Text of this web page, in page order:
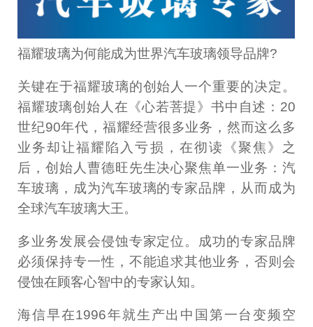
福耀玻璃为何能成为世界汽车玻璃领导品牌?
关键在于福耀玻璃的创始人一个重要的决定。
福耀玻璃创始人在《心若菩提》书中自述：20
世纪90年代，福耀经营很多业务，然而这么多
业务却让福耀陷入亏损，在彻读《聚焦》之
后，创始人曹德旺先生决心聚焦单一业务：汽
车玻璃，成为汽车玻璃的专家品牌，从而成为
全球汽车玻璃大王。
多业务发展会侵蚀专家定位。成功的专家品牌
必须保持专一性，不能追求其他业务，否则会
侵蚀在顾客心智中的专家认知。
海信早在1996年就生产出中国第一台变频空